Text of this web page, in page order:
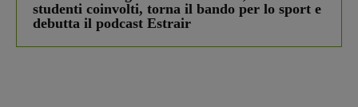
studenti coinvolti, torna il bando per lo sport e
debutta il podcast Estrair